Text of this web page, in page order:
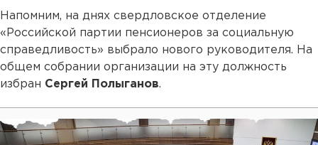
Напомним, на днях свердловское отделение
«Российской партии пенсионеров за социальную
справедливость» выбрало нового руководителя. На
общем собрании организации на эту должность
избран Сергей Полыганов.